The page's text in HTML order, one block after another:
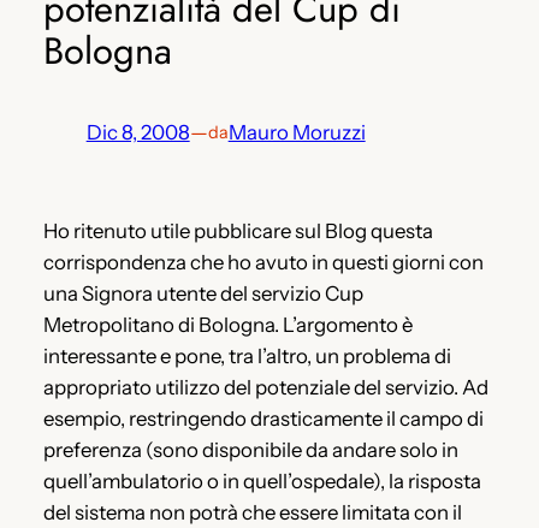
Bologna
Dic 8, 2008—daMauro Moruzzi
Ho ritenuto utile pubblicare sul Blog questa
corrispondenza che ho avuto in questi giorni con
una Signora utente del servizio Cup
Metropolitano di Bologna. L’argomento è
interessante e pone, tra l’altro, un problema di
appropriato utilizzo del potenziale del servizio. Ad
esempio, restringendo drasticamente il campo di
preferenza (sono disponibile da andare solo in
quell’ambulatorio o in quell’ospedale), la risposta
del sistema non potrà che essere limitata con il